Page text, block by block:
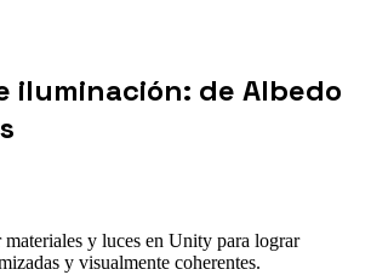
iluminación: de Albedo
y luces en Unity para lograr
y visualmente coherentes.